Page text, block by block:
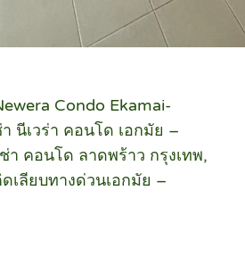
Condo Ekamai-
นีเวร่า คอนโด เอกมัย –
า คอนโด ลาดพร้าว กรุงเทพ,
เลียบทางด่วนเอกมัย –